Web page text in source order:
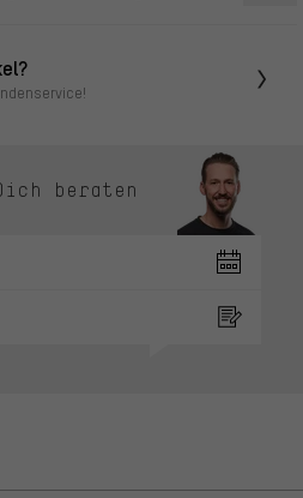
beraten